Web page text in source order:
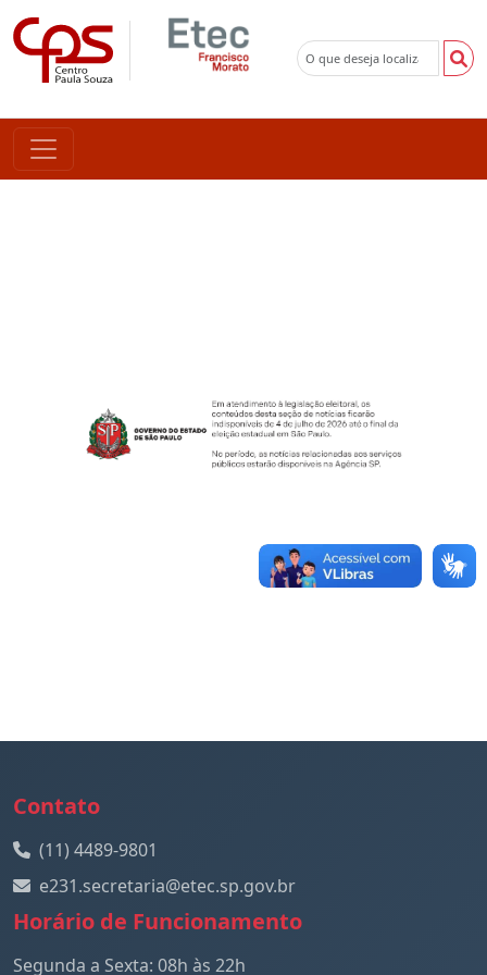
Contato
(11) 4489-9801
e231.secretaria@etec.sp.gov.br
Horário de Funcionamento
Segunda a Sexta: 08h às 22h